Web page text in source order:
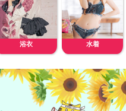
浴衣 水着